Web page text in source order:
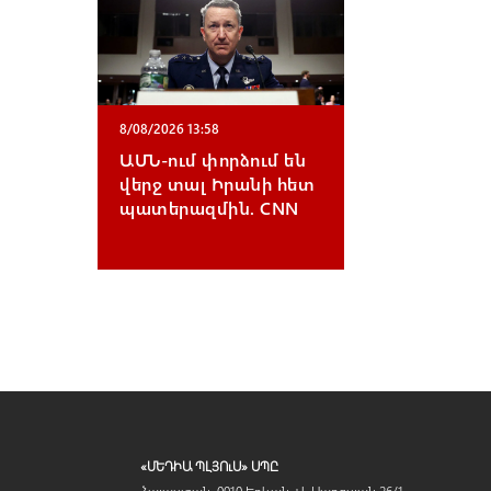
8/08/2026 13:58
ԱՄՆ-ում փորձում են
վերջ տալ Իրանի հետ
պատերազմին. CNN
«ՄԵԴԻԱ ՊԼՅՈւՍ» ՍՊԸ